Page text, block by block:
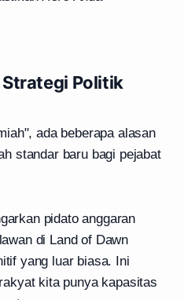
Strategi Politik
ada beberapa alasan
standar baru bagi pejabat
pidato anggaran
di Land of Dawn
yang luar biasa. Ini
kita punya kapasitas